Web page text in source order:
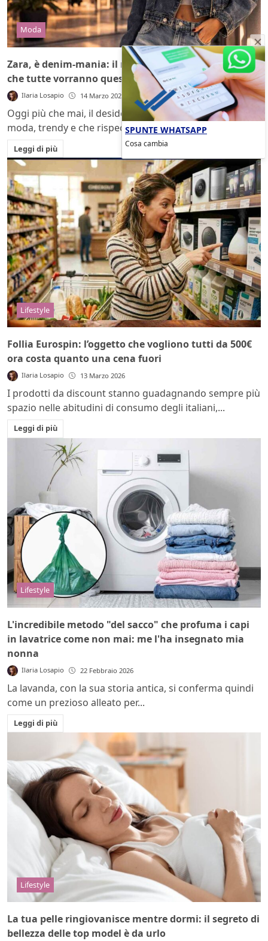
Moda
Zara, è denim-mania: il nuovo capo da pochi euro
che tutte vorranno questa primavera
Ilaria Losapio 14 Marzo 2026
Oggi più che mai, il desiderio di indossare capi alla
moda, trendy e che rispecchiano...
Leggi di più
Lifestyle
Follia Eurospin: l’oggetto che vogliono tutti da 500€
ora costa quanto una cena fuori
Ilaria Losapio 13 Marzo 2026
I prodotti da discount stanno guadagnando sempre più
spazio nelle abitudini di consumo degli italiani,...
Leggi di più
Lifestyle
L'incredibile metodo "del sacco" che profuma i capi
in lavatrice come non mai: me l'ha insegnato mia
nonna
Ilaria Losapio 22 Febbraio 2026
La lavanda, con la sua storia antica, si conferma quindi
come un prezioso alleato per...
Leggi di più
Lifestyle
La tua pelle ringiovanisce mentre dormi: il segreto di
bellezza delle top model è da urlo
SPUNTE WHATSAPP
Cosa cambia